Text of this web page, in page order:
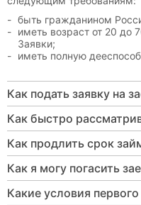
быть гражданином
иметь возраст от 20 до
Заявки;
иметь полную
Как подать заявку на
Как быстро
Как продлить срок
Как я могу погасить
Какие условия